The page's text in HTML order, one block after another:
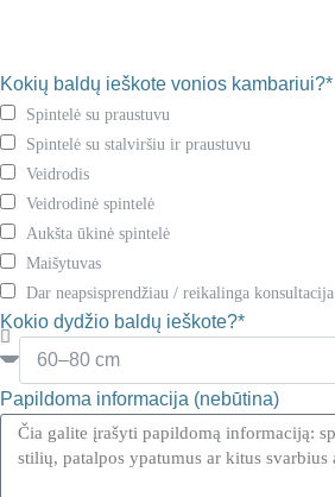
Kokių baldų ieškote vonios kambariui?*
Spintelė su praustuvu
Spintelė su stalviršiu ir praustuvu
Veidrodis
Veidrodinė spintelė
Aukšta ūkinė spintelė
Maišytuvas
Dar neapsisprendžiau / reikalinga konsultacija
Kokio dydžio baldų ieškote?*
Papildoma informacija (nebūtina)